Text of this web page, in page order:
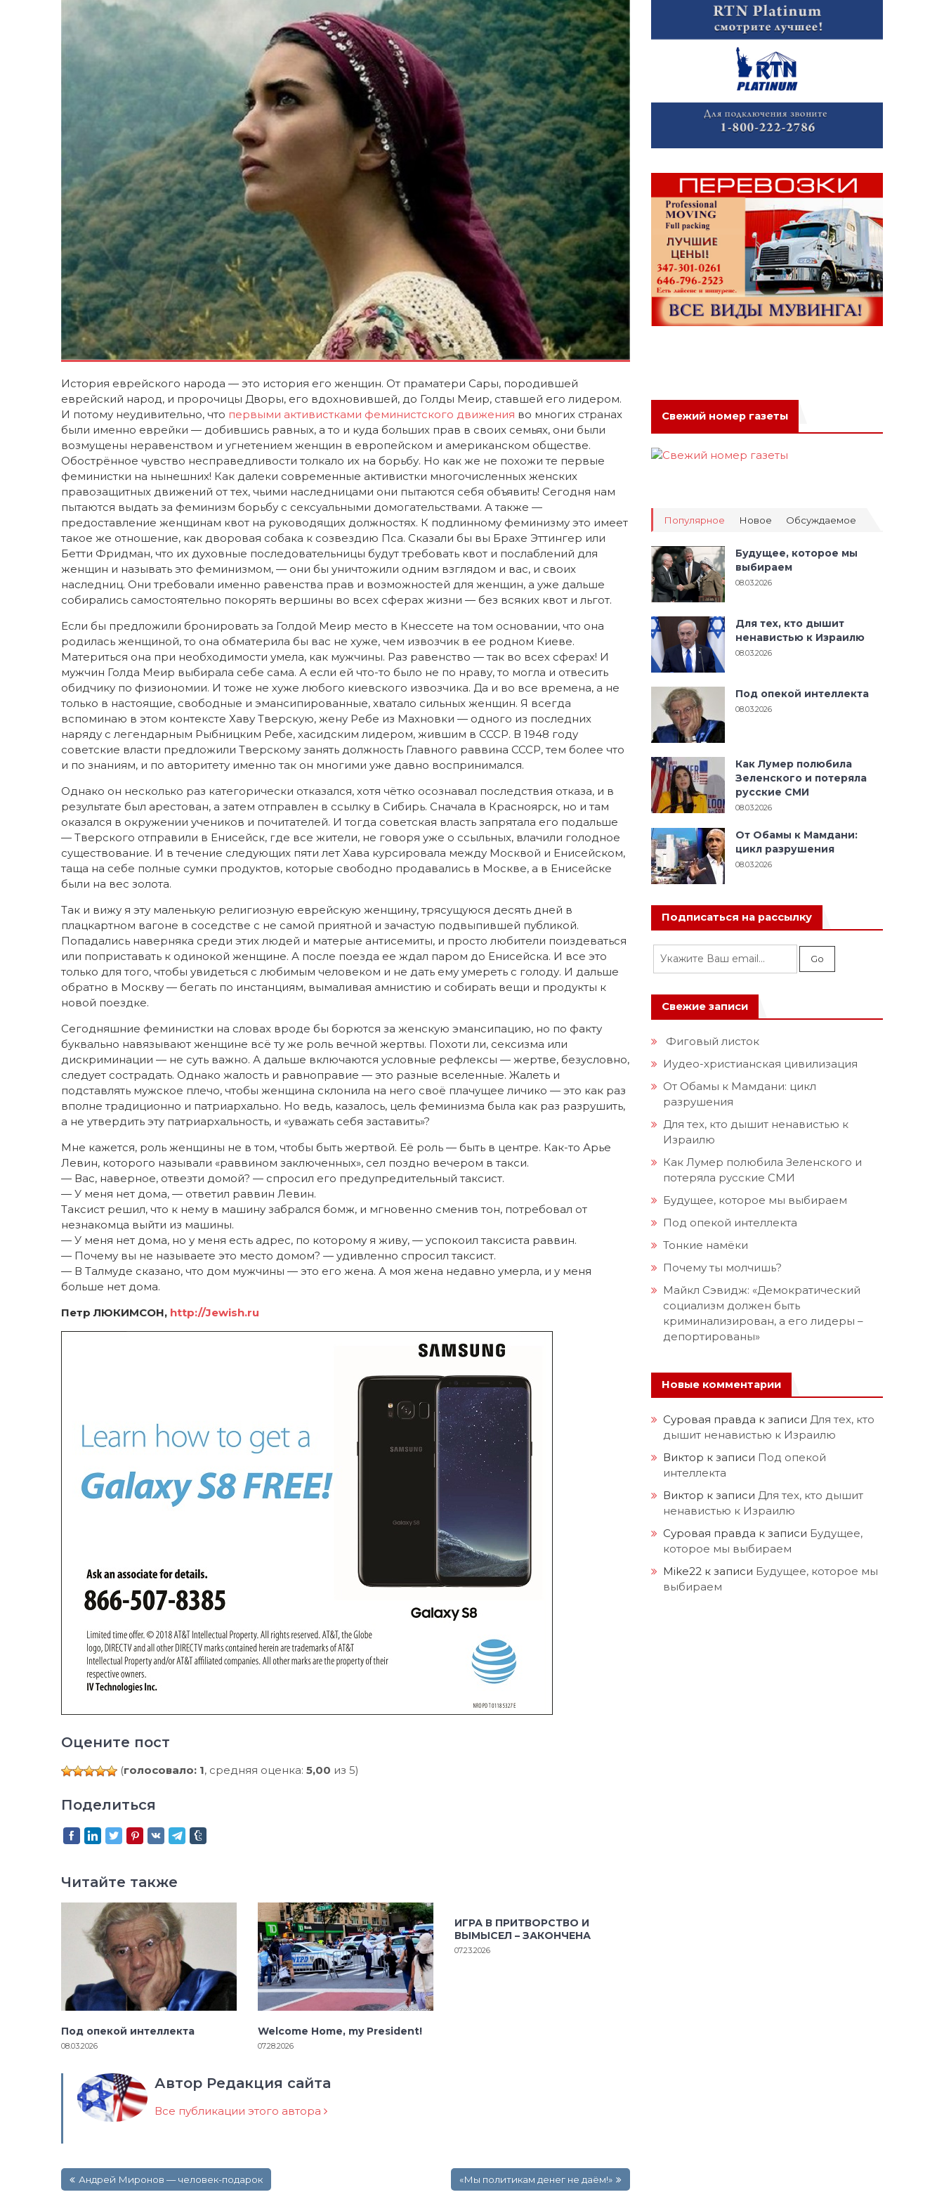
История еврейского народа — это история его женщин. От праматери Сары, породившей
еврейский народ, и пророчицы Дворы, его вдохновившей, до Голды Меир, ставшей его лидером.
И потому неудивительно, что первыми активистками феминистского движения во многих странах
были именно еврейки — добившись равных, а то и куда больших прав в своих семьях, они были
возмущены неравенством и угнетением женщин в европейском и американском обществе.
Обострённое чувство несправедливости толкало их на борьбу. Но как же не похожи те первые
феминистки на нынешних! Как далеки современные активистки многочисленных женских
правозащитных движений от тех, чьими наследницами они пытаются себя объявить! Сегодня нам
пытаются выдать за феминизм борьбу с сексуальными домогательствами. А также —
предоставление женщинам квот на руководящих должностях. К подлинному феминизму это имеет
такое же отношение, как дворовая собака к созвездию Пса. Сказали бы вы Брахе Эттингер или
Бетти Фридман, что их духовные последовательницы будут требовать квот и послаблений для
женщин и называть это феминизмом, — они бы уничтожили одним взглядом и вас, и своих
наследниц. Они требовали именно равенства прав и возможностей для женщин, а уже дальше
собирались самостоятельно покорять вершины во всех сферах жизни — без всяких квот и льгот.
Если бы предложили бронировать за Голдой Меир место в Кнессете на том основании, что она
родилась женщиной, то она обматерила бы вас не хуже, чем извозчик в ее родном Киеве.
Материться она при необходимости умела, как мужчины. Раз равенство — так во всех сферах! И
мужчин Голда Меир выбирала себе сама. А если ей что-то было не по нраву, то могла и отвесить
обидчику по физиономии. И тоже не хуже любого киевского извозчика. Да и во все времена, а не
только в настоящие, свободные и эмансипированные, хватало сильных женщин. Я всегда
вспоминаю в этом контексте Хаву Тверскую, жену Ребе из Махновки — одного из последних
наряду с легендарным Рыбницким Ребе, хасидским лидером, жившим в СССР. В 1948 году
советские власти предложили Тверскому занять должность Главного раввина СССР, тем более что
и по знаниям, и по авторитету именно так он многими уже давно воспринимался.
Однако он несколько раз категорически отказался, хотя чётко осознавал последствия отказа, и в
результате был арестован, а затем отправлен в ссылку в Сибирь. Сначала в Красноярск, но и там
оказался в окружении учеников и почитателей. И тогда советская власть запрятала его подальше
— Тверского отправили в Енисейск, где все жители, не говоря уже о ссыльных, влачили голодное
существование. И в течение следующих пяти лет Хава курсировала между Москвой и Енисейском,
таща на себе полные сумки продуктов, которые свободно продавались в Москве, а в Енисейске
были на вес золота.
Так и вижу я эту маленькую религиозную еврейскую женщину, трясущуюся десять дней в
плацкартном вагоне в соседстве с не самой приятной и зачастую подвыпившей публикой.
Попадались наверняка среди этих людей и матерые антисемиты, и просто любители поиздеваться
или поприставать к одинокой женщине. А после поезда ее ждал паром до Енисейска. И все это
только для того, чтобы увидеться с любимым человеком и не дать ему умереть с голоду. И дальше
обратно в Москву — бегать по инстанциям, вымаливая амнистию и собирать вещи и продукты к
новой поездке.
Сегодняшние феминистки на словах вроде бы борются за женскую эмансипацию, но по факту
буквально навязывают женщине всё ту же роль вечной жертвы. Похоти ли, сексизма или
дискриминации — не суть важно. А дальше включаются условные рефлексы — жертве, безусловно,
следует сострадать. Однако жалость и равноправие — это разные вселенные. Жалеть и
подставлять мужское плечо, чтобы женщина склонила на него своё плачущее личико — это как раз
вполне традиционно и патриархально. Но ведь, казалось, цель феминизма была как раз разрушить,
а не утвердить эту патриархальность, и «уважать себя заставить»?
Мне кажется, роль женщины не в том, чтобы быть жертвой. Её роль — быть в центре. Как-то Арье
Левин, которого называли «раввином заключенных», сел поздно вечером в такси.
— Вас, наверное, отвезти домой? — спросил его предупредительный таксист.
— У меня нет дома, — ответил раввин Левин.
Таксист решил, что к нему в машину забрался бомж, и мгновенно сменив тон, потребовал от
незнакомца выйти из машины.
— У меня нет дома, но у меня есть адрес, по которому я живу, — успокоил таксиста раввин.
— Почему вы не называете это место домом? — удивленно спросил таксист.
— В Талмуде сказано, что дом мужчины — это его жена. А моя жена недавно умерла, и у меня
больше нет дома.
Петр ЛЮКИМСОН, http://Jewish.ru
Оцените пост
(голосовало: 1, средняя оценка: 5,00 из 5)
Поделиться
Читайте также
Под опекой интеллекта
08.03.2026
Welcome Home, my President!
07.28.2026
ИГРА В ПРИТВОРСТВО И
ВЫМЫСЕЛ – ЗАКОНЧЕНА
07.23.2026
Автор Редакция сайта
Все публикации этого автора
поАндрей Миронов — человек-подарок «Мы политикам денег не даём!»
Свежий номер газеты
Популярное Новое Обсуждаемое
Будущее, которое мы
выбираем
08.03.2026
Для тех, кто дышит
ненавистью к Израилю
08.03.2026
Под опекой интеллекта
08.03.2026
Как Лумер полюбила
Зеленского и потеряла
русские СМИ
08.03.2026
От Обамы к Мамдани:
цикл разрушения
08.03.2026
Подписаться на рассылку
Свежие записи
Фиговый листок
Иудео-христианская цивилизация
От Обамы к Мамдани: цикл
разрушения
Для тех, кто дышит ненавистью к
Израилю
Как Лумер полюбила Зеленского и
потеряла русские СМИ
Будущее, которое мы выбираем
Под опекой интеллекта
Тонкие намёки
Почему ты молчишь?
Майкл Сэвидж: «Демократический
социализм должен быть
криминализирован, а его лидеры –
депортированы»
Новые комментарии
Суровая правда к записи Для тех, кто
дышит ненавистью к Израилю
Виктор к записи Под опекой
интеллекта
Виктор к записи Для тех, кто дышит
ненавистью к Израилю
Суровая правда к записи Будущее,
которое мы выбираем
Mike22 к записи Будущее, которое мы
выбираем